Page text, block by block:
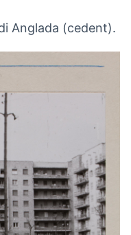
Anglada (cedent).